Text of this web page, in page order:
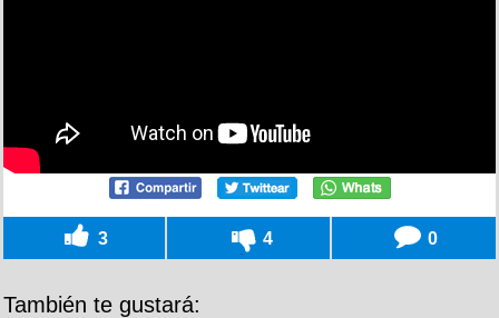
3 4 0
También te gustará: